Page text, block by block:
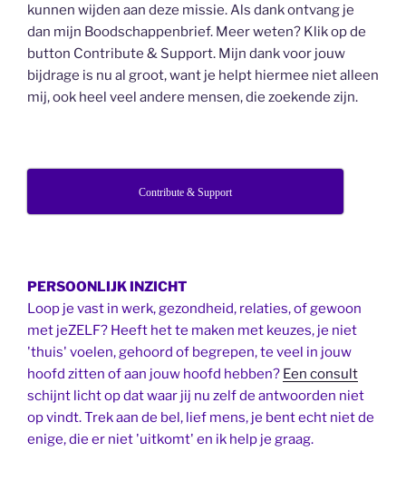
kunnen wijden aan deze missie. Als dank ontvang je
dan mijn Boodschappenbrief. Meer weten? Klik op de
button Contribute & Support. Mijn dank voor jouw
bijdrage is nu al groot, want je helpt hiermee niet alleen
mij, ook heel veel andere mensen, die zoekende zijn.
Contribute & Support
PERSOONLIJK INZICHT
Loop je vast in werk, gezondheid, relaties, of gewoon
met jeZELF? Heeft het te maken met keuzes, je niet
'thuis' voelen, gehoord of begrepen, te veel in jouw
hoofd zitten of aan jouw hoofd hebben? Een consult
schijnt licht op dat waar jij nu zelf de antwoorden niet
op vindt. Trek aan de bel, lief mens, je bent echt niet de
enige, die er niet 'uitkomt' en ik help je graag.